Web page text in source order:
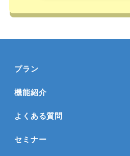
プラン
機能紹介
よくある質問
セミナー